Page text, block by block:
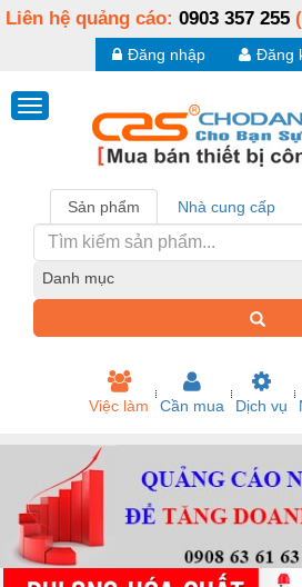
Liên hệ quảng cáo: 0903 357 255
Đăng
Đăng nhập
Sản phẩm Nhà cung cấp
Danh mục
Việc làm Cần mua Dịch vụ